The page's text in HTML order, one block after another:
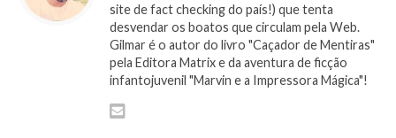
site de fact checking do país!) que tenta
desvendar os boatos que circulam pela Web.
Gilmar é o autor do livro "Caçador de Mentiras"
pela Editora Matrix e da aventura de ficção
infantojuvenil "Marvin e a Impressora Mágica"!